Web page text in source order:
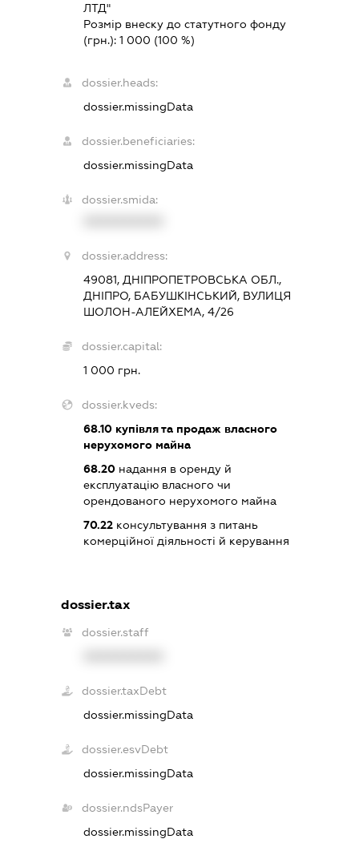
ЛТД"
Розмір внеску до статутного фонду
(грн.):1 000 (100 %)
dossier.heads:
dossier.missingData
dossier.beneficiaries:
dossier.missingData
dossier.smida:
dossier.address:
49081, ДНІПРОПЕТРОВСЬКА ОБЛ.,
ДНІПРО, БАБУШКІНСЬКИЙ, ВУЛИЦЯ
ШОЛОН-АЛЕЙХЕМА, 4/26
dossier.capital:
1 000 грн.
dossier.kveds:
68.10 купівля та продаж власного
нерухомого майна
68.20 надання в оренду й
експлуатацію власного чи
орендованого нерухомого майна
70.22 консультування з питань
комерційної діяльності й керування
dossier.tax
dossier.staff
dossier.taxDebt
dossier.missingData
dossier.esvDebt
dossier.missingData
dossier.ndsPayer
dossier.missingData